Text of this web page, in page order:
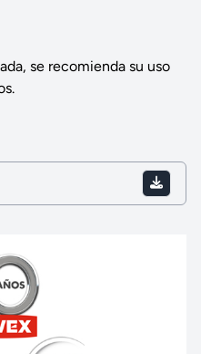
se recomienda su uso